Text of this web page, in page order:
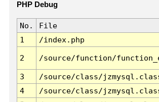
PHP Debug
No. File
1
/index.php
2 /source/function/
3 /source/class/
4
/source/class/